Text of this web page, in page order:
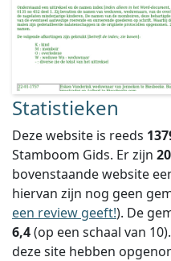
Statistieken
Deze website is reeds
Stamboom Gids. Er zijn 20
bovenstaande website
hiervan zijn nog geen
een review geeft!). De
6,4(op een schaal van 10).
deze site hebben